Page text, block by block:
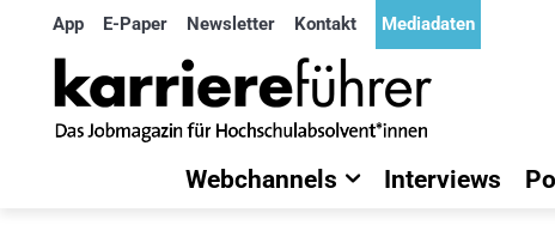
App E-Paper Newsletter Kontakt Mediadaten
Webchannels Interviews